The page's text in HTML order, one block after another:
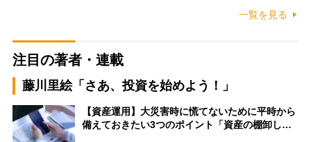
一覧を見る
注目の著者・連載
藤川里絵「さあ、投資を始めよう！」
【資産運用】大災害時に慌てないために平時から
備えておきたい3つのポイント「資産の棚卸し…